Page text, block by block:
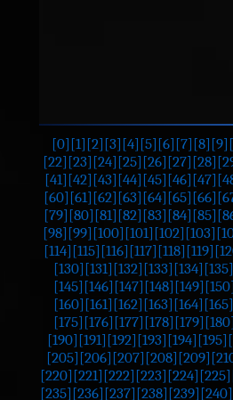
[0] [1] [2] [3] [4] [5] [6] [7] [8] [9]
[22] [23] [24] [25] [26] [27] [28]
[41] [42] [43] [44] [45] [46] [47]
[60] [61] [62] [63] [64] [65] [66]
[79] [80] [81] [82] [83] [84] [85]
[98] [99] [100] [101] [102] [103]
[114] [115] [116] [117] [118] [119]
[130] [131] [132] [133] [134] [135]
[145] [146] [147] [148] [149]
[160] [161] [162] [163] [164] [165]
[175] [176] [177] [178] [179]
[190] [191] [192] [193] [194] [195]
[205] [206] [207] [208] [209]
[220] [221] [222] [223] [224] [225]
[235] [236] [237] [238] [239] [240]